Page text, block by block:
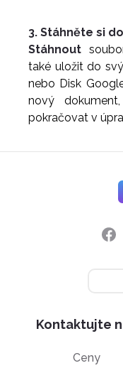
3. Stáhněte si
Stáhnout
také uložit do
nebo Disk
nový
pokračovat v
Kontaktujte
Ceny